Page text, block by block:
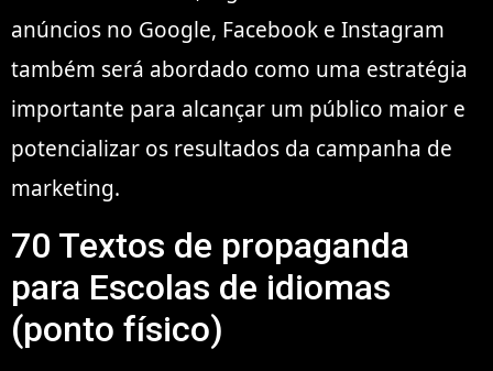
anúncios no Google, Facebook e Instagram
também será abordado como uma estratégia
importante para alcançar um público maior e
potencializar os resultados da campanha de
marketing.
70 Textos de propaganda
para Escolas de idiomas
(ponto físico)